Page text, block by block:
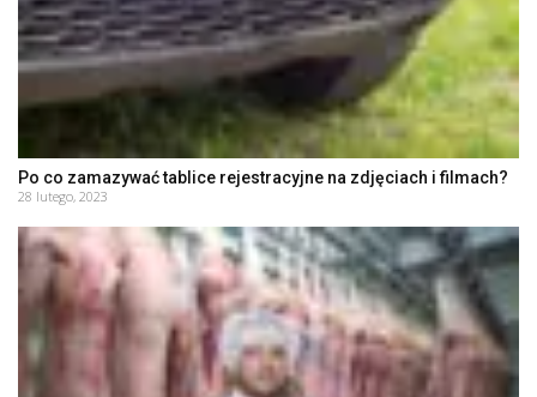
Po co zamazywać tablice rejestracyjne na zdjęciach i filmach?
28 lutego, 2023